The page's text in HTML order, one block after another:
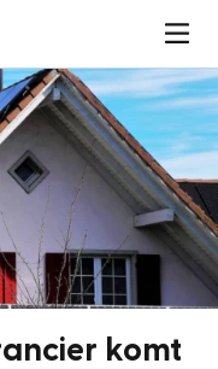
komt